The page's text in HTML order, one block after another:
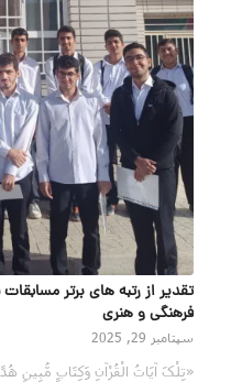
تقدیر از رتبه های برتر
فرهنگی و هنری
سپتامبر 29, 2025
«تِلْکَ آیَاتُ الْقُرْآنِ وَکِتَابٍ مُّبِینٍ